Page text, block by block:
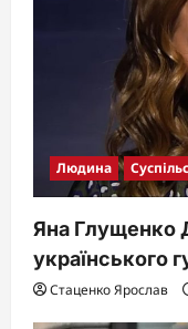
Людина
Яна Глущенко
українського
Стаценко Ярослав